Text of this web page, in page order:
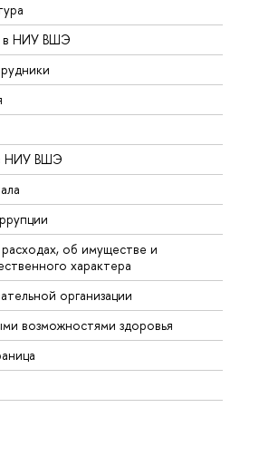
в НИУ ВШЭ
НИУ ВШЭ
об имуществе и
характера
организации
возможностями здоровья